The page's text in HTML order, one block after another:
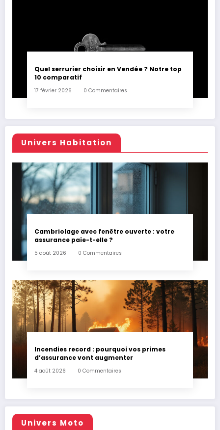
Quel serrurier choisir en Vendée ? Notre top
10 comparatif
17 février 2026 0 Commentaires
Univers Habitation
Cambriolage avec fenêtre ouverte : votre
assurance paie-t-elle ?
5 août 2026 0 Commentaires
Incendies record : pourquoi vos primes
d’assurance vont augmenter
4 août 2026 0 Commentaires
Univers Moto